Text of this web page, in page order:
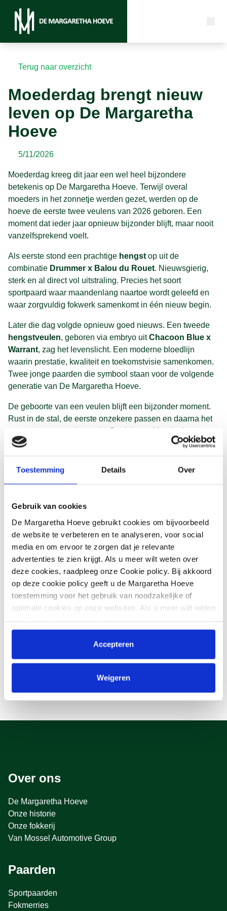
Toestemming Details Over
Gebruik van cookies
De Margaretha Hoeve gebruikt cookies om bijvoorbeeld
de website te verbeteren en te analyseren, voor social
media en om ervoor te zorgen dat je relevante
advertenties te zien krijgt. Als u meer wilt weten over
deze cookies, raadpleeg onze Cookie policy. Bij akkoord
op deze cookie policy geeft u de Margaretha Hoeve
toestemming voor het gebruik van noodzakelijke of
optimale cookies op onze websites. Als u meer wilt weten
raadpleeg onzePrivacyverklaring. U kunt de cookie
instellingen te allen tijde aanpassen via de link onderaan
de website.
Accepteren
Weigeren
Terug naar overzicht
Moederdag brengt nieuw
leven op De Margaretha
Hoeve
5/11/2026
Moederdag kreeg dit jaar een wel heel bijzondere
betekenis op De Margaretha Hoeve. Terwijl overal
moeders in het zonnetje werden gezet, werden op de
hoeve de eerste twee veulens van 2026 geboren. Een
moment dat ieder jaar opnieuw bijzonder blijft, maar nooit
vanzelfsprekend voelt.
Als eerste stond een prachtige hengst op uit de
combinatie Drummer x Balou du Rouet. Nieuwsgierig,
sterk en al direct vol uitstraling. Precies het soort
sportpaard waar maandenlang naartoe wordt geleefd en
waar zorgvuldig fokwerk samenkomt in één nieuw begin.
Later die dag volgde opnieuw goed nieuws. Een tweede
hengstveulen, geboren via embryo uitChacoon Blue x
Warrant, zag het levenslicht. Een moderne bloedlijn
waarin prestatie, kwaliteit en toekomstvisie samenkomen.
Twee jonge paarden die symbool staan voor de volgende
generatie van De Margaretha Hoeve.
De geboorte van een veulen blijft een bijzonder moment.
Rust in de stal, de eerste onzekere passen en daarna het
vertrouwen naast de merrie. Dat juist op Moederdag twee
gezonde veulens werden geboren, maakte deze dag extra
Met deze mooie start is het veulenseizoen officieel
Over ons
De Margaretha Hoeve
Onze historie
Onze fokkerij
Van Mossel Automotive Group
Paarden
Sportpaarden
Fokmerries